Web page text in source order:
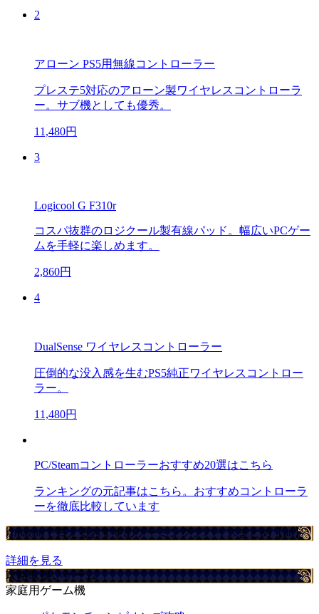
2
アローン PS5用無線コントローラー
プレステ5対応のアローン製ワイヤレスコントローラ
ー。サブ機としても優秀。
11,480円
3
Logicool G F310r
コスパ抜群のロジクール製有線パッド。幅広いPCゲー
ムを手軽に楽しめます。
2,860円
4
DualSense ワイヤレスコントローラー
圧倒的な没入感を生むPS5純正ワイヤレスコントロー
ラー。
11,480円
PC/Steamコントローラーおすすめ20選はこちら
ランキングの元記事はこちら。おすすめコントローラ
ーを徹底比較しています
Amazonで買えるおすすめゲーミングデバイスまとめ【ad】
詳細を見る
攻略取扱いゲーム
家庭用ゲーム機